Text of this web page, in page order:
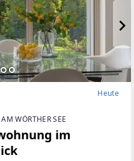
Heute
WÖRTHER SEE
im